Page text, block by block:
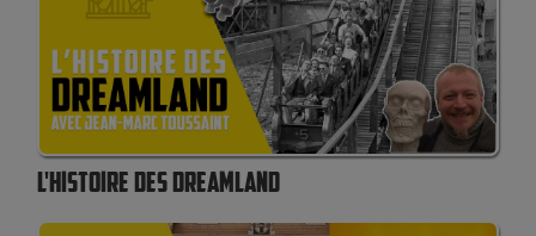
L'HISTOIRE DES DREAMLAND